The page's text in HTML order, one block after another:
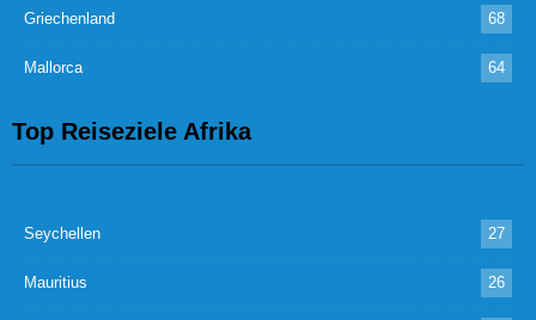
Griechenland 68
Mallorca 64
Top Reiseziele Afrika
Seychellen 27
Mauritius 26